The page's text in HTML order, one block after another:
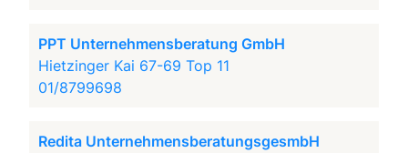
PPT Unternehmensberatung GmbH
Hietzinger Kai 67-69 Top 11
01/8799698
Redita UnternehmensberatungsgesmbH